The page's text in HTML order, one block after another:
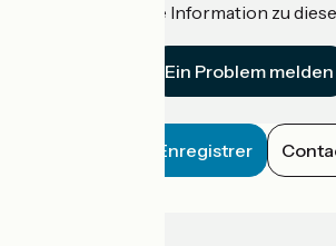
Haben Sie eine Information zu
Ein Problem melden
Enregistrer